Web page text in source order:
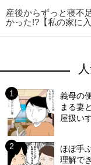
産後からずっと寝不
かった!?【私の家に入
義母の
まる妻
屋扱い
ほぼ手
理解で